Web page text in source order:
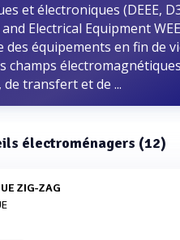
et électroniques (DEEE,
Electrical Equipment
équipements en fin de
champs
transfert et de ...
électroménagers (12)
ZIG-ZAG